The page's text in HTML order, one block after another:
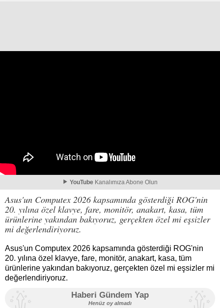
YouTube Kanalımıza Abone Olun
Asus'un Computex 2026 kapsamında gösterdiği ROG'nin
20. yılına özel klavye, fare, monitör, anakart, kasa, tüm
ürünlerine yakından bakıyoruz, gerçekten özel mi eşsizler
mi değerlendiriyoruz.
Asus'un Computex 2026 kapsamında gösterdiği ROG'nin
20. yılına özel klavye, fare, monitör, anakart, kasa, tüm
ürünlerine yakından bakıyoruz, gerçekten özel mi eşsizler mi
değerlendiriyoruz.
Haberi Gündem Yap
Henüz oy almadı